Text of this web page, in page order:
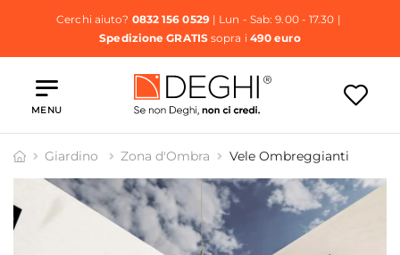
Cerchi aiuto? 0832 156 0529| Lun - Sab: 9.00 - 17.30 |
Spedizione GRATISsopra i 490 euro
MENU
Giardino Zona d'Ombra Vele Ombreggianti